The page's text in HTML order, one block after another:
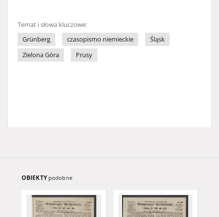
Temat i słowa kluczowe:
Grünberg
czasopismo niemieckie
Śląsk
Zielona Góra
Prusy
OBIEKTY podobne